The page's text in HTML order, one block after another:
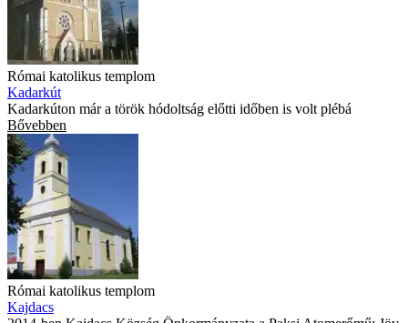
Római katolikus templom
Kadarkút
Kadarkúton már a török hódoltság előtti időben is volt plébá
Bővebben
Római katolikus templom
Kajdacs